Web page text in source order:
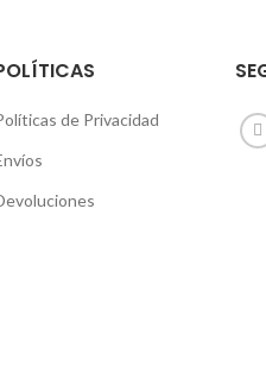
de Privacidad